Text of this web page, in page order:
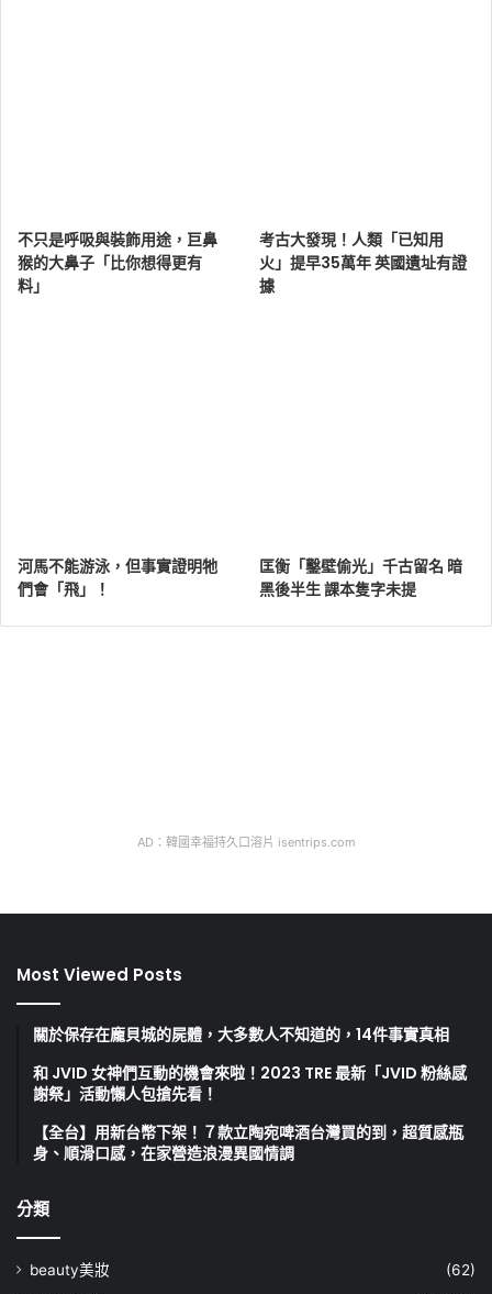
不只是呼吸與裝飾用途，巨鼻
猴的大鼻子「比你想得更有
料」
考古大發現！人類「已知用
火」提早35萬年 英國遺址有證
據
河馬不能游泳，但事實證明牠
們會「飛」！
匡衡「鑿壁偷光」千古留名 暗
黑後半生 課本隻字未提
AD：韓國幸福持久口溶片 isentrips.com
Most Viewed Posts
關於保存在龐貝城的屍體，大多數人不知道的，14件事實真相
和 JVID 女神們互動的機會來啦！2023 TRE 最新「JVID 粉絲感
謝祭」活動懶人包搶先看！
【全台】用新台幣下架！７款立陶宛啤酒台灣買的到，超質感瓶
身、順滑口感，在家營造浪漫異國情調
分類
beauty美妝
(62)